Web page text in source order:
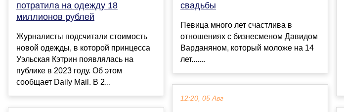
потратила на одежду 18
миллионов рублей
Журналисты подсчитали стоимость
новой одежды, в которой принцесса
Уэльская Кэтрин появлялась на
публике в 2023 году. Об этом
сообщает Daily Mail. В 2...
свадьбы
Певица много лет счастлива в
отношениях с бизнесменом Давидом
Варданяном, который моложе на 14
лет.......
12:20, 05 Авг